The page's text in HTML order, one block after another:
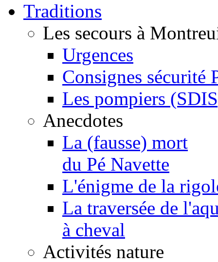
Traditions
Les secours à
Urgences
Consignes sécurité
Les pompiers
Anecdotes
La (fausse) mort
du Pé Navette
L'énigme de la
La traversée de
à cheval
Activités nature